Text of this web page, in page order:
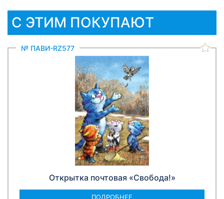
С ЭТИМ ПОКУПАЮТ
№ ПАВИ-RZ577
Открытка почтовая «Свобода!»
ПОДРОБНЕЕ